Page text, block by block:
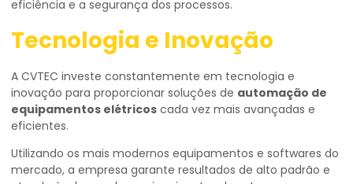
eficiência e a segurança dos processos.
Tecnologia e Inovação
A CVTEC investe constantemente em tecnologia e
inovação para proporcionar soluções de automação de
equipamentos elétricos cada vez mais avançadas e
eficientes.
Utilizando os mais modernos equipamentos e softwares do
mercado, a empresa garante resultados de alto padrão e